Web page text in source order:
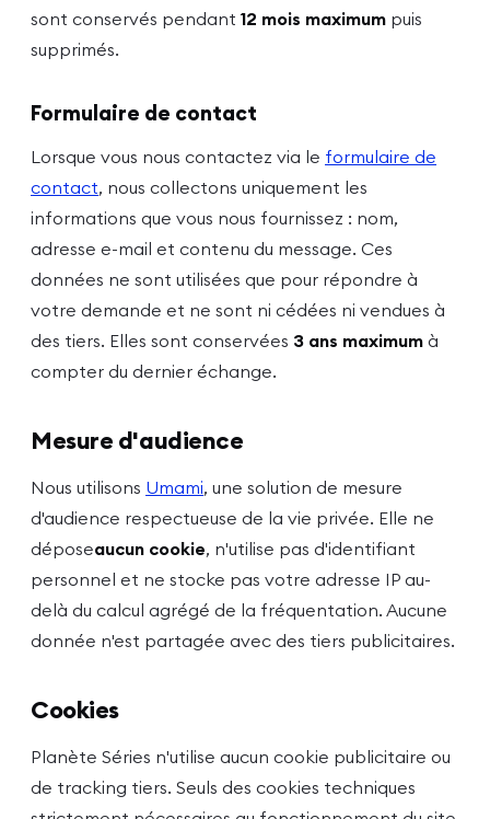
sont conservés pendant12 mois maximum puis
supprimés.
Formulaire de contact
Lorsque vous nous contactez via le formulaire de
contact, nous collectons uniquement les
informations que vous nous fournissez : nom,
adresse e-mail et contenu du message. Ces
données ne sont utilisées que pour répondre à
votre demande et ne sont ni cédées ni vendues à
des tiers. Elles sont conservées 3 ans maximum à
compter du dernier échange.
Mesure d'audience
Nous utilisons Umami, une solution de mesure
d'audience respectueuse de la vie privée. Elle ne
déposeaucun cookie, n'utilise pas d'identifiant
personnel et ne stocke pas votre adresse IP au-
delà du calcul agrégé de la fréquentation. Aucune
donnée n'est partagée avec des tiers publicitaires.
Cookies
Planète Séries n'utilise aucun cookie publicitaire ou
de tracking tiers. Seuls des cookies techniques